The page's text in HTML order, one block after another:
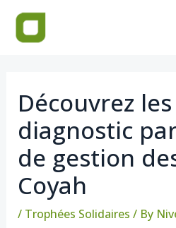
Skip
Découvrez
diagnostic
de gestion
Coyah
/ Trophées Solidaires / By
Post